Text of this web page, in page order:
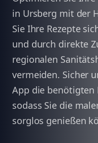
in Ursberg mit der
Sie Ihre Rezepte
und durch direkte
regionalen
vermeiden. Sicher
App die
sodass Sie die
sorglos genießen